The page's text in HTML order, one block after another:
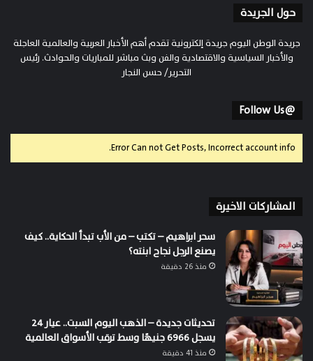
حول الجريدة
جريدة الوطن اليوم جريدة إلكترونية تقدم أهم الأخبار العربية والعالمية العاجلة
والأخبار السياسية والاقتصادية والفن وبث مباشر للمباريات والحوادث. رئيس
التحرير/ حسن النجار
@Follow Us
Error Can not Get Posts, Incorrect account info.
المشاركات الاخيرة
سحر ابراهيم – تكتب – من الأب تبدأ الحكاية.. كيف
يصنع الرجل نجاح ابنته؟
منذ 26 دقيقة
تحديثات جديدة – الذهب اليوم السبت.. عيار 24
يسجل 6966 جنيهًا وسط ترقب الأسواق العالمية
منذ 41 دقيقة